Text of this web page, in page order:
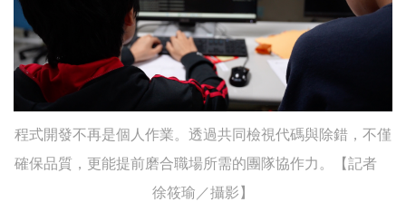
程式開發不再是個人作業。透過共同檢視代碼與除錯，不僅
確保品質，更能提前磨合職場所需的團隊協作力。【記者
徐筱瑜／攝影】